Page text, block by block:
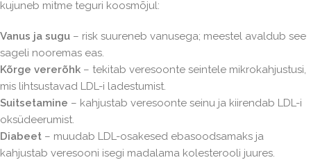
kujuneb mitme teguri koosmõjul:
Vanus ja sugu – risk suureneb vanusega; meestel avaldub see
sageli nooremas eas.
Kõrge vererõhk – tekitab veresoonte seintele mikrokahjustusi,
mis lihtsustavad LDL-i ladestumist.
Suitsetamine – kahjustab veresoonte seinu ja kiirendab LDL-i
oksüdeerumist.
Diabeet – muudab LDL-osakesed ebasoodsamaks ja
kahjustab veresooni isegi madalama kolesterooli juures.